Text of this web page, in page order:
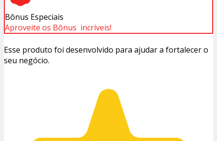
Bônus Especiais
Aproveite os Bônus incríveis!
Esse produto foi desenvolvido para ajudar a fortalecer o
seu negócio.